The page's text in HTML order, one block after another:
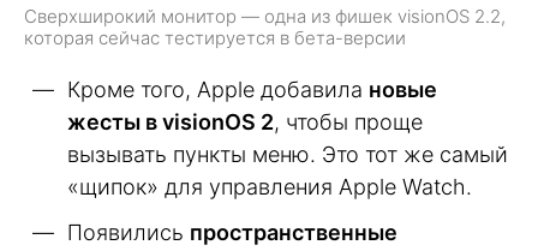
Сверхширокий монитор — одна из фишек visionOS 2.2,
которая сейчас тестируется в бета-версии
Кроме того, Apple добавила новые
жесты в visionOS 2, чтобы проще
вызывать пункты меню. Это тот же самый
«щипок» для управления Apple Watch.
Появились пространственные